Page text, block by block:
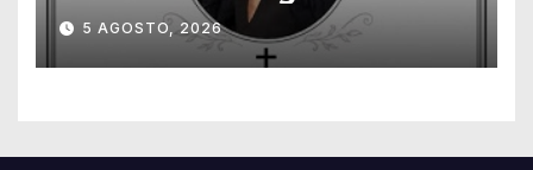
Emmanuel Montero
5 AGOSTO, 2026